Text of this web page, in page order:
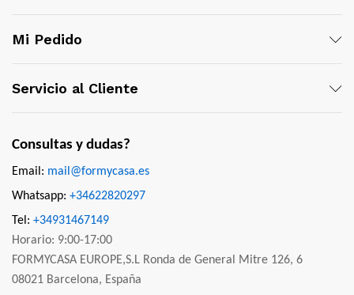
Mi Pedido
Servicio al Cliente
Consultas y dudas?
Email: mail@formycasa.es
Whatsapp: +34622820297
Tel: +34931467149
Horario: 9:00-17:00
FORMYCASA EUROPE,S.L Ronda de General Mitre 126, 6
08021 Barcelona, España